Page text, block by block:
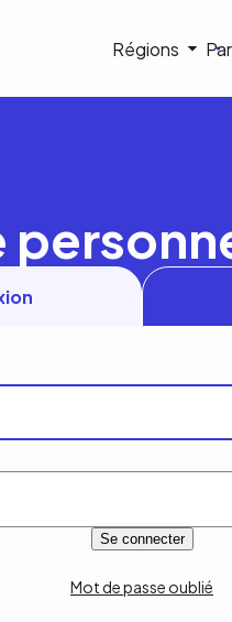
Régions
Mot de passe oublié